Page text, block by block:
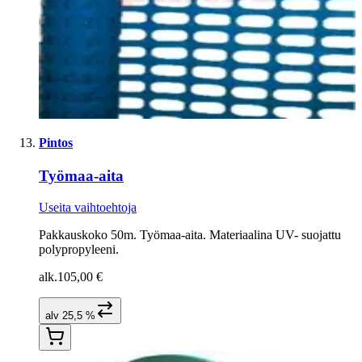
Pintos
Työmaa-aita
Useita vaihtoehtoja
Pakkauskoko 50m. Työmaa-aita. Materiaalina UV- suojattu
polypropyleeni.
alk.105,00 €
alv 25,5 %